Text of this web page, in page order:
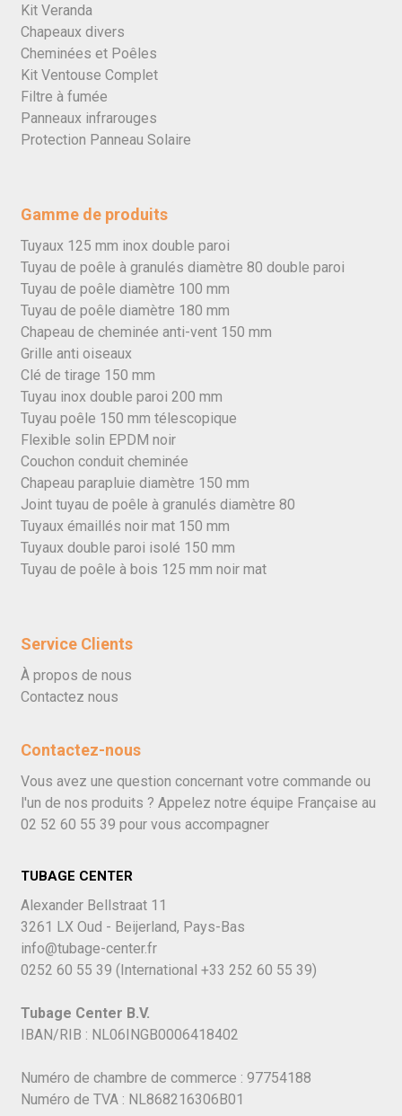
Kit Veranda
Chapeaux divers
Cheminées et Poêles
Kit Ventouse Complet
Filtre à fumée
Panneaux infrarouges
Protection Panneau Solaire
Gamme de produits
Tuyaux 125 mm inox double paroi
Tuyau de poêle à granulés diamètre 80 double paroi
Tuyau de poêle diamètre 100 mm
Tuyau de poêle diamètre 180 mm
Chapeau de cheminée anti-vent 150 mm
Grille anti oiseaux
Clé de tirage 150 mm
Tuyau inox double paroi 200 mm
Tuyau poêle 150 mm télescopique
Flexible solin EPDM noir
Couchon conduit cheminée
Chapeau parapluie diamètre 150 mm
Joint tuyau de poêle à granulés diamètre 80
Tuyaux émaillés noir mat 150 mm
Tuyaux double paroi isolé 150 mm
Tuyau de poêle à bois 125 mm noir mat
Service Clients
À propos de nous
Contactez nous
Contactez-nous
Vous avez une question concernant votre commande ou
l'un de nos produits ? Appelez notre équipe Française au
02 52 60 55 39 pour vous accompagner
TUBAGE CENTER
Alexander Bellstraat 11
3261 LX Oud - Beijerland, Pays-Bas
info@tubage-center.fr
0252 60 55 39 (International +33 252 60 55 39)
Tubage Center B.V.
IBAN/RIB : NL06INGB0006418402
Numéro de chambre de commerce : 97754188
Numéro de TVA : NL868216306B01